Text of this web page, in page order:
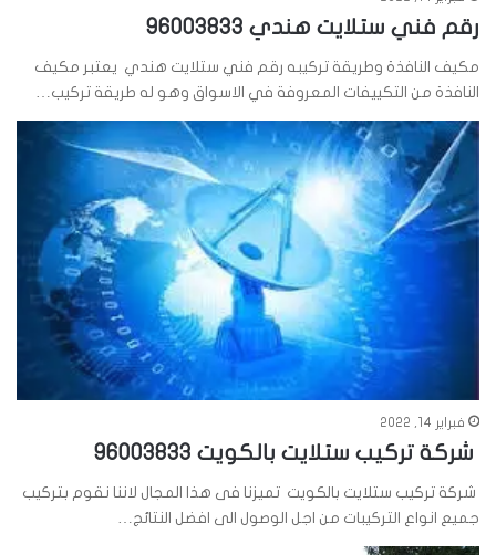
رقم فني ستلايت هندي 96003833
مكيف النافذة وطريقة تركيبه رقم فني ستلايت هندي يعتبر مكيف
النافذة من التكييفات المعروفة في الاسواق وهو له طريقة تركيب…
فبراير 14, 2022
شركة تركيب ستلايت بالكويت 96003833
شركة تركيب ستلايت بالكويت تميزنا فى هذا المجال لاننا نقوم بتركيب
جميع انواع التركيبات من اجل الوصول الى افضل النتائج…